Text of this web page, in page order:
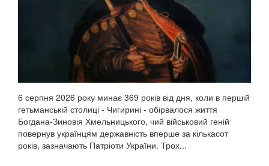
6 серпня 2026 року минає 369 років від дня, коли в першій
гетьманській столиці - Чигирині - обірвалося життя
Богдана-Зиновія Хмельницького, чий військовий геній
повернув українцям державність вперше за кількасот
років, зазначають Патріоти України. Трох...